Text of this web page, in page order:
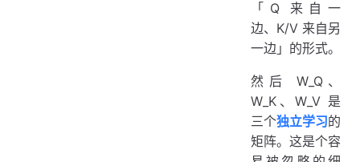
「Q 来自一
边、K/V 来自另
一边」的形式。
然后 W_Q、
W_K、W_V 是
三个独立学习的
矩阵。这是个容